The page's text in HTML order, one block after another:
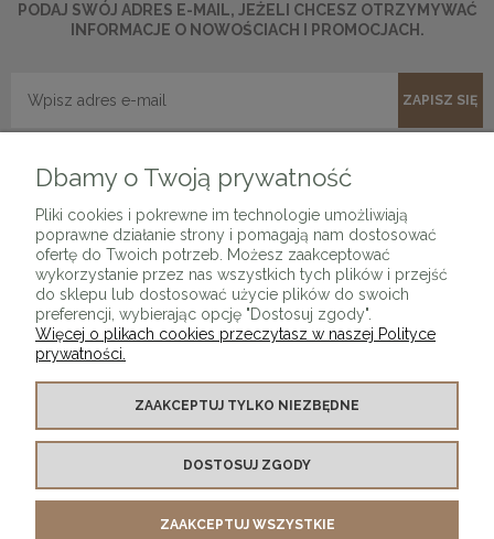
PODAJ SWÓJ ADRES E-MAIL, JEŻELI CHCESZ OTRZYMYWAĆ
INFORMACJE O NOWOŚCIACH I PROMOCJACH.
ZAPISZ SIĘ
O SKLEPIE
KONTAKT Z NAMI
PŁATNOŚCI I DOSTAWA
Dbamy o Twoją prywatność
Pliki cookies i pokrewne im technologie umożliwiają
poprawne działanie strony i pomagają nam dostosować
ofertę do Twoich potrzeb. Możesz zaakceptować
wykorzystanie przez nas wszystkich tych plików i przejść
do sklepu lub dostosować użycie plików do swoich
preferencji, wybierając opcję "Dostosuj zgody".
Więcej o plikach cookies przeczytasz w naszej Polityce
prywatności.
ZAAKCEPTUJ TYLKO NIEZBĘDNE
DOSTOSUJ ZGODY
ZAAKCEPTUJ WSZYSTKIE